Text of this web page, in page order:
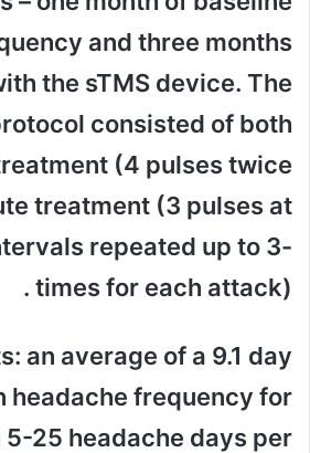
and three months
the sTMS device. The
consisted of both
(4 pulses twice
treatment (3 pulses at
repeated up to 3-
times for each attack) .
an average of a 9.1 day
headache frequency for
25 headache days per